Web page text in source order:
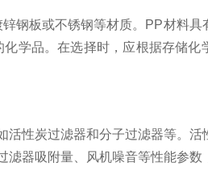
钢板或不锈钢等材质。PP材料具
学品。在选择时，应根据存储化
性炭过滤器和分子过滤器等。活
器吸附量、风机噪音等性能参数